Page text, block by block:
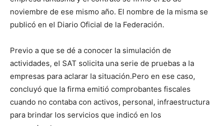
noviembre de ese mismo año. El nombre de la misma se
publicó en el Diario Oficial de la Federación.
Previo a que se dé a conocer la simulación de
actividades, el SAT solicita una serie de pruebas a la
empresas para aclarar la situación.Pero en ese caso,
concluyó que la firma emitió comprobantes fiscales
cuando no contaba con activos, personal, infraestructura
para brindar los servicios que indicó en los